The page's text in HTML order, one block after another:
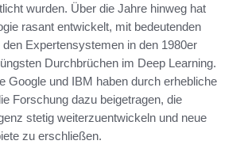
wurden. Über die Jahre hinweg hat
rasant entwickelt, mit bedeutenden
Expertensystemen in den 1980er
Durchbrüchen im Deep Learning.
Google und IBM haben durch erhebliche
Forschung dazu beigetragen, die
stetig weiterzuentwickeln und neue
zu erschließen.